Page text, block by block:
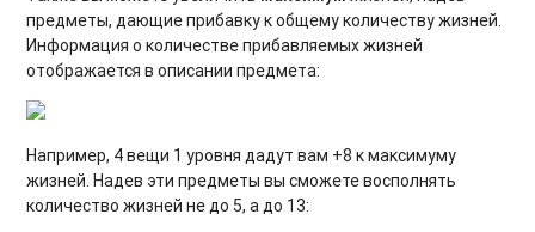
предметы, дающие прибавку к общему количеству жизней.
Информация о количестве прибавляемых жизней
отображается в описании предмета:
Например, 4 вещи 1 уровня дадут вам +8 к максимуму
жизней. Надев эти предметы вы сможете восполнять
количество жизней не до 5, а до 13: